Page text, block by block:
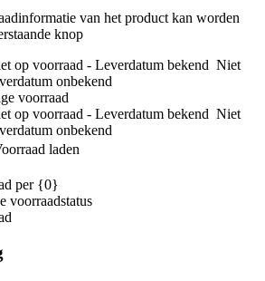
van het product kan worden
knop
op voorraad - Leverdatum bekend Niet
onbekend
voorraad
op voorraad - Leverdatum bekend Niet
onbekend
laden
per {0}
voorraadstatus